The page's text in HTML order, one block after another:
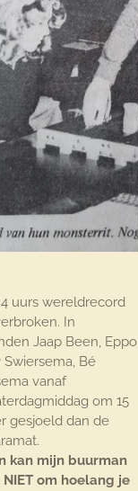
uurs wereldrecord
In
Jaap Been, Eppo
Swiersema, Bé
vanaf
om 15
gesjoeld dan de
kan mijn buurman
om hoelang je